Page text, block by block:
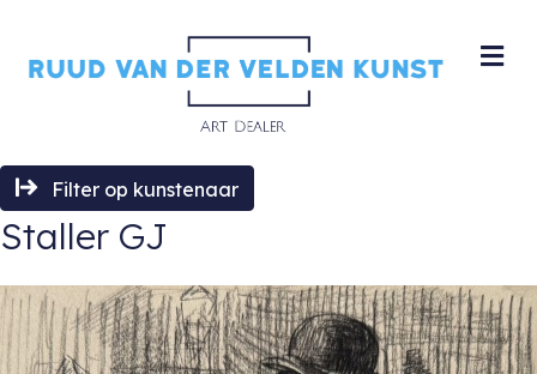
Filter op kunstenaar
Staller GJ